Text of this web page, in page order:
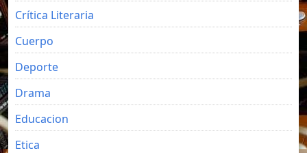
Crítica Literaria
Cuerpo
Deporte
Drama
Educacion
Etica